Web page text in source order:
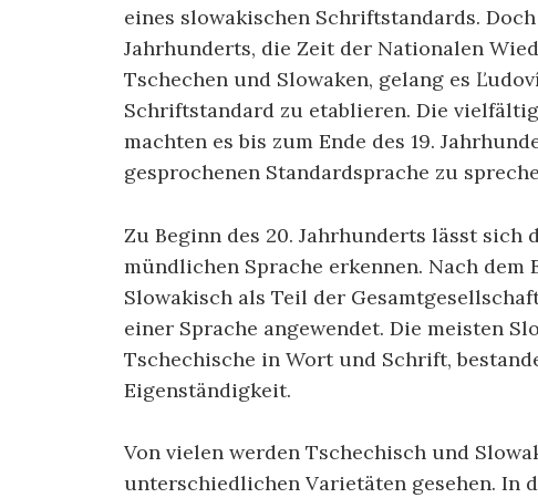
eines slowakischen Schriftstandards.
Jahrhunderts, die Zeit der Nationalen
Tschechen und Slowaken, gelang es
Schriftstandard zu etablieren. Die
machten es bis zum Ende des 19.
gesprochenen Standardsprache zu
Zu Beginn des 20. Jahrhunderts lässt
mündlichen Sprache erkennen. Nach dem
Slowakisch als Teil der
einer Sprache angewendet. Die meisten
Tschechische in Wort und Schrift,
Eigenständigkeit.
Von vielen werden Tschechisch und
unterschiedlichen Varietäten gesehen. In